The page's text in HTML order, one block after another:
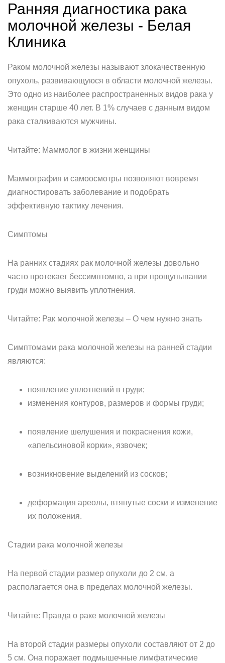
Ранняя диагностика рака
молочной железы - Белая
Клиника
Раком молочной железы называют злокачественную
опухоль, развивающуюся в области молочной железы.
Это одно из наиболее распространенных видов рака у
женщин старше 40 лет. В 1% случаев с данным видом
рака сталкиваются мужчины.
Читайте: Маммолог в жизни женщины
Маммография и самоосмотры позволяют вовремя
диагностировать заболевание и подобрать
эффективную тактику лечения.
Симптомы
На ранних стадиях рак молочной железы довольно
часто протекает бессимптомно, а при прощупывании
груди можно выявить уплотнения.
Читайте: Рак молочной железы – О чем нужно знать
Симптомами рака молочной железы на ранней стадии
являются:
появление уплотнений в груди;
изменения контуров, размеров и формы груди;
появление шелушения и покраснения кожи,
«апельсиновой корки», язвочек;
возникновение выделений из сосков;
деформация ареолы, втянутые соски и изменение
их положения.
Стадии рака молочной железы
На первой стадии размер опухоли до 2 см, а
располагается она в пределах молочной железы.
Читайте: Правда о раке молочной железы
На второй стадии размеры опухоли составляют от 2 до
5 см. Она поражает подмышечные лимфатические